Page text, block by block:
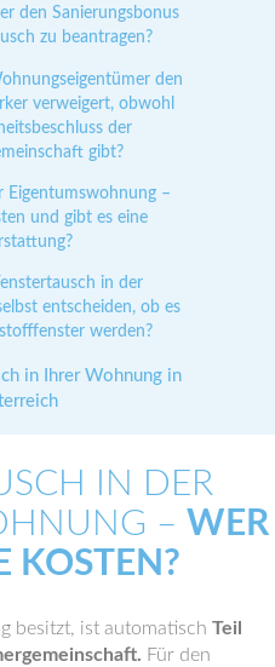
den Sanierungsbonus
zu beantragen?
den
verweigert, obwohl
der
gibt?
Eigentumswohnung –
und gibt es eine
in der
entscheiden, ob es
werden?
in Ihrer Wohnung in
IN DER
– WER
KOSTEN?
besitzt, ist automatisch Teil
Für den